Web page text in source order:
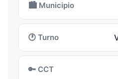
🏙️ Municipio
🕐 Turno
🔑 CCT